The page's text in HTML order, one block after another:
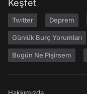
Keşfet
Twitter Deprem
Günlük Burç Yorumları
Bugün Ne Pişirsem